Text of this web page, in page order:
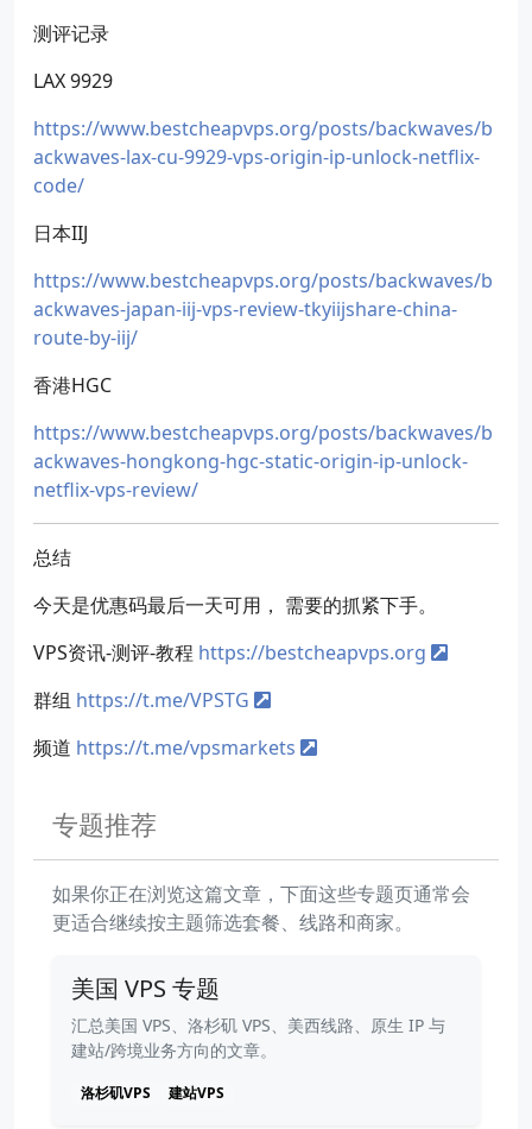
测评记录
LAX 9929
https://www.bestcheapvps.org/posts/backwaves/b
ackwaves-lax-cu-9929-vps-origin-ip-unlock-netflix-
code/
日本IIJ
https://www.bestcheapvps.org/posts/backwaves/b
ackwaves-japan-iij-vps-review-tkyiijshare-china-
route-by-iij/
香港HGC
https://www.bestcheapvps.org/posts/backwaves/b
ackwaves-hongkong-hgc-static-origin-ip-unlock-
netflix-vps-review/
总结
今天是优惠码最后一天可用， 需要的抓紧下手。
VPS资讯-测评-教程 https://bestcheapvps.org
群组 https://t.me/VPSTG
频道 https://t.me/vpsmarkets
专题推荐
如果你正在浏览这篇文章，下面这些专题页通常会
更适合继续按主题筛选套餐、线路和商家。
美国 VPS 专题
汇总美国 VPS、洛杉矶 VPS、美西线路、原生 IP 与
建站/跨境业务方向的文章。
洛杉矶VPS 建站VPS